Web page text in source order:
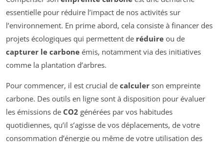
essentielle pour réduire l’impact de nos activités sur
l’environnement. En prime abord, cela consiste à financer des
projets écologiques qui permettent de réduire ou de
capturer le carbone émis, notamment via des initiatives
comme la plantation d’arbres.
Pour commencer, il est crucial de calculer son empreinte
carbone. Des outils en ligne sont à disposition pour évaluer
les émissions de CO2 générées par vos habitudes
quotidiennes, qu’il s’agisse de vos déplacements, de votre
consommation d’énergie ou même de votre utilisation des